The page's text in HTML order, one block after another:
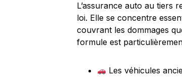
L’assurance auto au tiers
loi. Elle se concentre
couvrant les dommages
formule est
Les véhicules